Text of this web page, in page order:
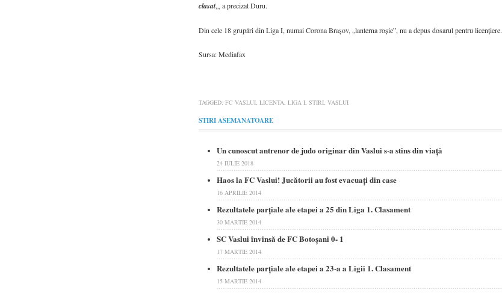
clasat„, a precizat Duru.
Din cele 18 grupări din Liga I, numai Corona Braşov, „lanterna roşie”, nu a depus dosarul pentru licenţiere.
Sursa: Mediafax
TAGGED: FC VASLUI, LICENTA, LIGA I, STIRI, VASLUI
STIRI ASEMANATOARE
Un cunoscut antrenor de judo originar din Vaslui s-a stins din viață
24 IULIE 2018
Haos la FC Vaslui! Jucătorii au fost evacuaţi din case
16 APRILIE 2014
Rezultatele parţiale ale etapei a 25 din Liga 1. Clasament
30 MARTIE 2014
SC Vaslui învinsă de FC Botoşani 0- 1
17 MARTIE 2014
Rezultatele parţiale ale etapei a 23-a a Ligii 1. Clasament
15 MARTIE 2014